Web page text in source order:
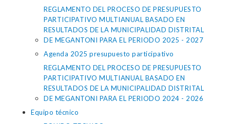
REGLAMENTO DEL PROCESO DE PRESUPUESTO
PARTICIPATIVO MULTIANUAL BASADO EN
RESULTADOS DE LA MUNICIPALIDAD DISTRITAL
DE MEGANTONI PARA EL PERIODO 2025 - 2027
Agenda 2025 presupuesto participativo
REGLAMENTO DEL PROCESO DE PRESUPUESTO
PARTICIPATIVO MULTIANUAL BASADO EN
RESULTADOS DE LA MUNICIPALIDAD DISTRITAL
DE MEGANTONI PARA EL PERIODO 2024 - 2026
Equipo técnico